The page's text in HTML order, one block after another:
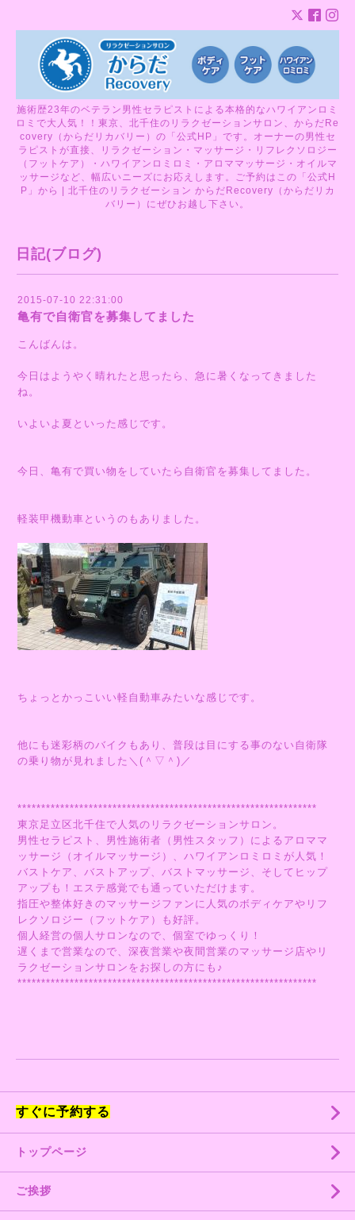
施術歴23年のベテラン男性セラピストによる本格的なハワイアンロミ
ロミで大人気！！東京、北千住のリラクゼーションサロン、からだRe
covery（からだリカバリー）の「公式HP」です。オーナーの男性セ
ラピストが直接、リラクゼーション・マッサージ・リフレクソロジー
（フットケア）・ハワイアンロミロミ・アロママッサージ・オイルマ
ッサージなど、幅広いニーズにお応えします。ご予約はこの「公式H
P」から | 北千住のリラクゼーション からだRecovery（からだリカ
バリー）にぜひお越し下さい。
日記(ブログ)
2015-07-10 22:31:00
亀有で自衛官を募集してました
こんばんは。
今日はようやく晴れたと思ったら、急に暑くなってきました
ね。
いよいよ夏といった感じです。
今日、亀有で買い物をしていたら自衛官を募集してました。
軽装甲機動車というのもありました。
ちょっとかっこいい軽自動車みたいな感じです。
他にも迷彩柄のバイクもあり、普段は目にする事のない自衛隊
の乗り物が見れました＼(＾▽＾)／
***************************************************************
東京足立区北千住で人気のリラクゼーションサロン。
男性セラピスト、男性施術者（男性スタッフ）によるアロママ
ッサージ（オイルマッサージ）、ハワイアンロミロミが人気！
バストケア、バストアップ、バストマッサージ、そしてヒップ
アップも！エステ感覚でも通っていただけます。
指圧や整体好きのマッサージファンに人気のボディケアやリフ
レクソロジー（フットケア）も好評。
個人経営の個人サロンなので、個室でゆっくり！
遅くまで営業なので、深夜営業や夜間営業のマッサージ店やリ
ラクゼーションサロンをお探しの方にも♪
***************************************************************
すぐに予約する
トップページ
ご挨拶